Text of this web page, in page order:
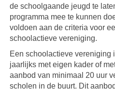
de schoolgaande jeugd te
programma mee te kunnen
voldoen aan de criteria voor
schoolactieve vereniging.
Een schoolactieve vereniging
jaarlijks met eigen kader of
aanbod van minimaal 20 uur
scholen in de buurt. Dit